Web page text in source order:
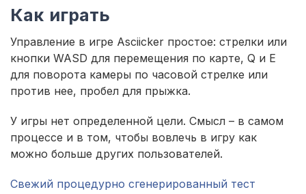
Как играть
Управление в игре Asciicker простое: стрелки или
кнопки WASD для перемещения по карте, Q и E
для поворота камеры по часовой стрелке или
против нее, пробел для прыжка.
У игры нет определенной цели. Смысл – в самом
процессе и в том, чтобы вовлечь в игру как
можно больше других пользователей.
Свежий процедурно сгенерированный тест